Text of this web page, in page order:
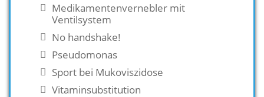
Medikamentenvernebler mit
Ventilsystem
No handshake!
Pseudomonas
Sport bei Mukoviszidose
Vitaminsubstitution